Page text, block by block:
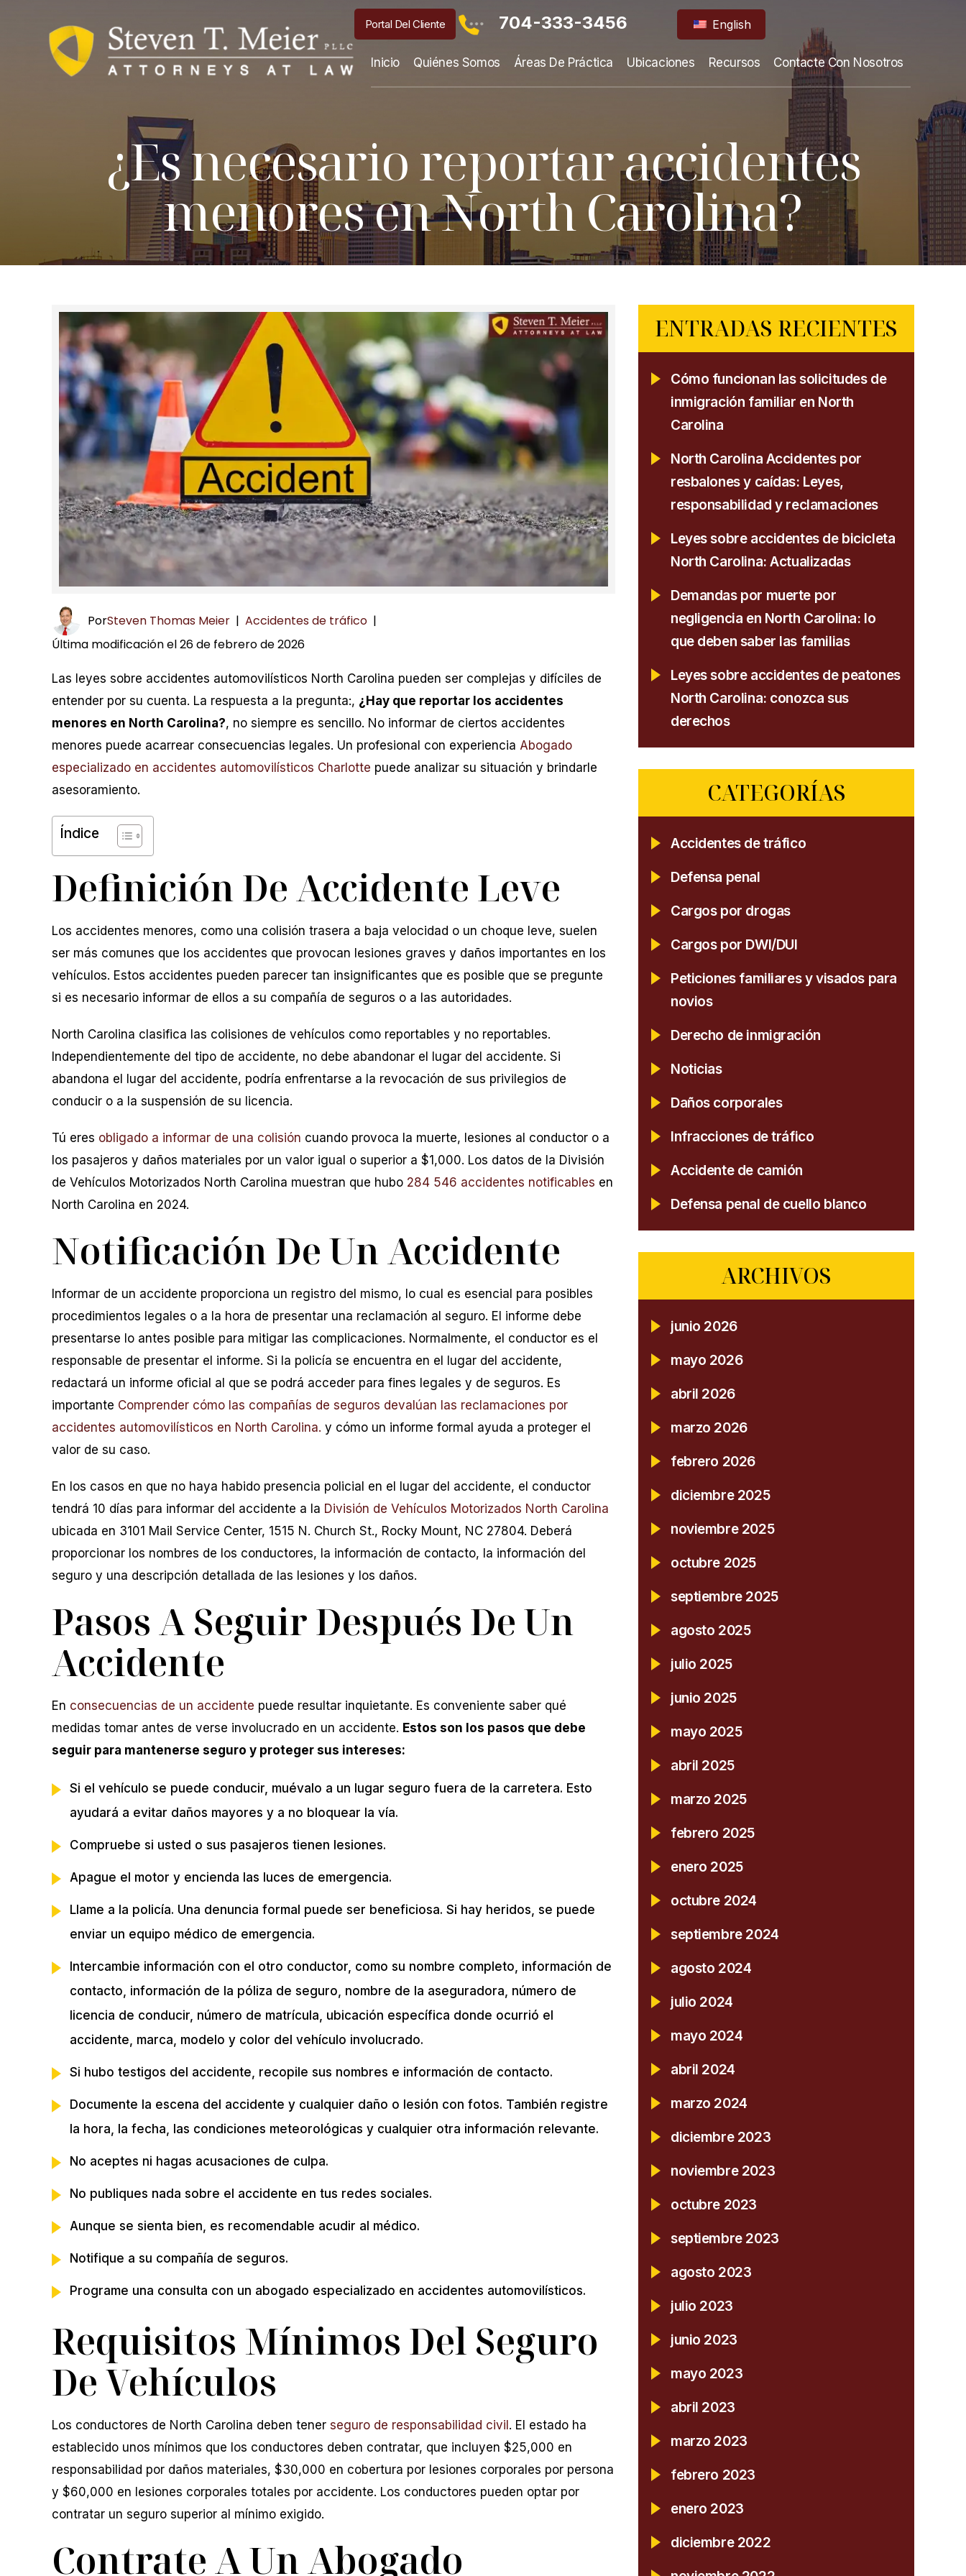
Portal Del Cliente 704-333-3456 English
Inicio Quiénes Somos Áreas De Práctica Ubicaciones Recursos Contacte Con Nosotros
¿Es necesario reportar accidentes
menores en North Carolina?
PorSteven Thomas Meier | Accidentes de tráfico |
Última modificación el 26 de febrero de 2026
Las leyes sobre accidentes automovilísticos North Carolina pueden ser complejas y difíciles de
entender por su cuenta. La respuesta a la pregunta:, ¿Hay que reportar los accidentes
menores en North Carolina?, no siempre es sencillo. No informar de ciertos accidentes
menores puede acarrear consecuencias legales. Un profesional con experiencia Abogado
especializado en accidentes automovilísticos Charlotte puede analizar su situación y brindarle
asesoramiento.
Índice
Definición De Accidente Leve
Los accidentes menores, como una colisión trasera a baja velocidad o un choque leve, suelen
ser más comunes que los accidentes que provocan lesiones graves y daños importantes en los
vehículos. Estos accidentes pueden parecer tan insignificantes que es posible que se pregunte
si es necesario informar de ellos a su compañía de seguros o a las autoridades.
North Carolina clasifica las colisiones de vehículos como reportables y no reportables.
Independientemente del tipo de accidente, no debe abandonar el lugar del accidente. Si
abandona el lugar del accidente, podría enfrentarse a la revocación de sus privilegios de
conducir o a la suspensión de su licencia.
Tú eres obligado a informar de una colisión cuando provoca la muerte, lesiones al conductor o a
los pasajeros y daños materiales por un valor igual o superior a $1,000. Los datos de la División
de Vehículos Motorizados North Carolina muestran que hubo 284 546 accidentes notificables en
North Carolina en 2024.
Notificación De Un Accidente
Informar de un accidente proporciona un registro del mismo, lo cual es esencial para posibles
procedimientos legales o a la hora de presentar una reclamación al seguro. El informe debe
presentarse lo antes posible para mitigar las complicaciones. Normalmente, el conductor es el
responsable de presentar el informe. Si la policía se encuentra en el lugar del accidente,
redactará un informe oficial al que se podrá acceder para fines legales y de seguros. Es
importante Comprender cómo las compañías de seguros devalúan las reclamaciones por
accidentes automovilísticos en North Carolina. y cómo un informe formal ayuda a proteger el
valor de su caso.
En los casos en que no haya habido presencia policial en el lugar del accidente, el conductor
tendrá 10 días para informar del accidente a la División de Vehículos Motorizados North Carolina
ubicada en 3101 Mail Service Center, 1515 N. Church St., Rocky Mount, NC 27804. Deberá
proporcionar los nombres de los conductores, la información de contacto, la información del
seguro y una descripción detallada de las lesiones y los daños.
Pasos A Seguir Después De Un
Accidente
En consecuencias de un accidente puede resultar inquietante. Es conveniente saber qué
medidas tomar antes de verse involucrado en un accidente. Estos son los pasos que debe
seguir para mantenerse seguro y proteger sus intereses:
Si el vehículo se puede conducir, muévalo a un lugar seguro fuera de la carretera. Esto
ayudará a evitar daños mayores y a no bloquear la vía.
Compruebe si usted o sus pasajeros tienen lesiones.
Apague el motor y encienda las luces de emergencia.
Llame a la policía. Una denuncia formal puede ser beneficiosa. Si hay heridos, se puede
enviar un equipo médico de emergencia.
Intercambie información con el otro conductor, como su nombre completo, información de
contacto, información de la póliza de seguro, nombre de la aseguradora, número de
licencia de conducir, número de matrícula, ubicación específica donde ocurrió el
accidente, marca, modelo y color del vehículo involucrado.
Si hubo testigos del accidente, recopile sus nombres e información de contacto.
Documente la escena del accidente y cualquier daño o lesión con fotos. También registre
la hora, la fecha, las condiciones meteorológicas y cualquier otra información relevante.
No aceptes ni hagas acusaciones de culpa.
No publiques nada sobre el accidente en tus redes sociales.
Aunque se sienta bien, es recomendable acudir al médico.
Notifique a su compañía de seguros.
Programe una consulta con un abogado especializado en accidentes automovilísticos.
Requisitos Mínimos Del Seguro
De Vehículos
Los conductores de North Carolina deben tener seguro de responsabilidad civil. El estado ha
establecido unos mínimos que los conductores deben contratar, que incluyen $25,000 en
responsabilidad por daños materiales, $30,000 en cobertura por lesiones corporales por persona
y $60,000 en lesiones corporales totales por accidente. Los conductores pueden optar por
contratar un seguro superior al mínimo exigido.
Contrate A Un Abogado
ENTRADAS RECIENTES
Cómo funcionan las solicitudes de
inmigración familiar en North
Carolina
North Carolina Accidentes por
resbalones y caídas: Leyes,
responsabilidad y reclamaciones
Leyes sobre accidentes de bicicleta
North Carolina: Actualizadas
Demandas por muerte por
negligencia en North Carolina: lo
que deben saber las familias
Leyes sobre accidentes de peatones
North Carolina: conozca sus
derechos
CATEGORÍAS
Accidentes de tráfico
Defensa penal
Cargos por drogas
Cargos por DWI/DUI
Peticiones familiares y visados para
novios
Derecho de inmigración
Noticias
Daños corporales
Infracciones de tráfico
Accidente de camión
Defensa penal de cuello blanco
ARCHIVOS
junio 2026
mayo 2026
abril 2026
marzo 2026
febrero 2026
diciembre 2025
noviembre 2025
octubre 2025
septiembre 2025
agosto 2025
julio 2025
junio 2025
mayo 2025
abril 2025
marzo 2025
febrero 2025
enero 2025
octubre 2024
septiembre 2024
agosto 2024
julio 2024
mayo 2024
abril 2024
marzo 2024
diciembre 2023
noviembre 2023
octubre 2023
septiembre 2023
agosto 2023
julio 2023
junio 2023
mayo 2023
abril 2023
marzo 2023
febrero 2023
enero 2023
diciembre 2022